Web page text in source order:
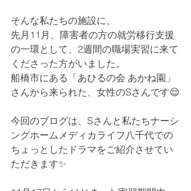
そんな私たちの施設に、
先月11月、障害者の方の就労移行支援
の一環として、2週間の職場実習に来て
くださった方がいました。
船橋市にある「あひるの会 あかね園」
さんから来られた、女性のSさんです😌
今回のブログは、Sさんと私たちナーシ
ングホームメディカライフ八千代での
ちょっとしたドラマをご紹介させてい
ただきます✨